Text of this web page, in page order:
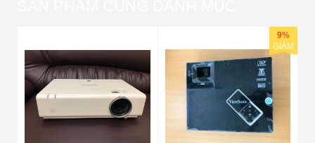
9%
GIẢM